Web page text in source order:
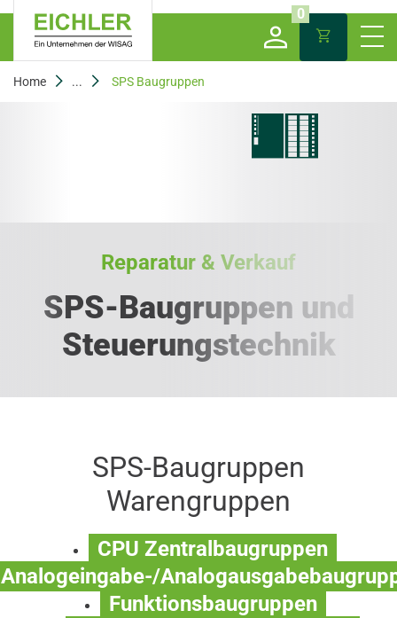
0
Home ... SPS Baugruppen
Reparatur & Verkauf
SPS-Baugruppen und
Steuerungstechnik
SPS-Baugruppen
Warengruppen
CPU Zentralbaugruppen
Analogeingabe-/
Funktionsbaugruppen